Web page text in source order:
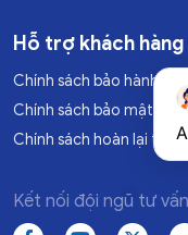
Hỗ trợ khách hàng
Chính sách bảo hành
Chính sách bảo mật
Chính sách hoàn lại tiền
Kết nối đội ngũ tư